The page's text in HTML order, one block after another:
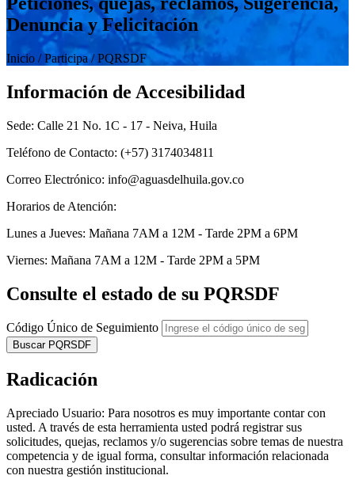
Denuncia y Felicitación
Inicio / Participa/ PQRSDF
Información de Accesibilidad
Sede: Calle 21 No. 1C - 17 - Neiva, Huila
Teléfono de Contacto: (+57) 3174034811
Correo Electrónico: info@aguasdelhuila.gov.co
Horarios de Atención:
Lunes a Jueves: Mañana 7AM a 12M - Tarde 2PM a 6PM
Viernes: Mañana 7AM a 12M - Tarde 2PM a 5PM
Consulte el estado de su PQRSDF
Código Único de Seguimiento
Buscar PQRSDF
Radicación
Apreciado Usuario: Para nosotros es muy importante contar con
usted. A través de esta herramienta usted podrá registrar sus
solicitudes, quejas, reclamos y/o sugerencias sobre temas de nuestra
competencia y de igual forma, consultar información relacionada
con nuestra gestión institucional.